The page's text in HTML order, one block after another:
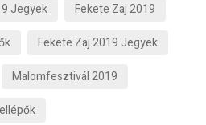
Jegyek
Fekete Zaj 2019
Fekete Zaj 2019 Jegyek
Malomfesztivál 2019